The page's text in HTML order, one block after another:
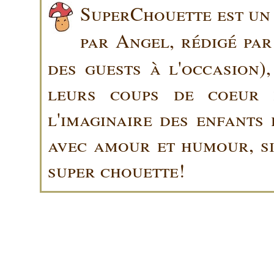
SuperChouette est
par Angel, rédigé
des guests à
leurs coups de
l'imaginaire des
avec amour et humour,
super chouette!